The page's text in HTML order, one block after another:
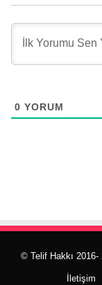
0 YORUM
© Telif Hakkı 2016-
İletişim